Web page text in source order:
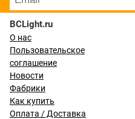
BCLight.ru
О нас
Пользовательское
соглашение
Новости
Фабрики
Как купить
Оплата / Доставка